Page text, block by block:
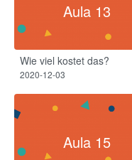
Aula 13
Wie viel kostet das?
2020-12-03
Aula 15